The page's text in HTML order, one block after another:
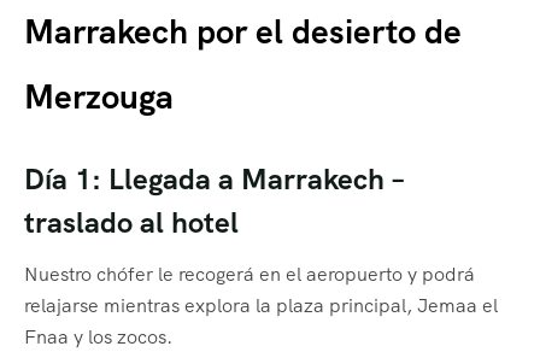
Marrakech por el desierto de
Merzouga
Día 1: Llegada a Marrakech –
traslado al hotel
Nuestro chófer le recogerá en el aeropuerto y podrá
relajarse mientras explora la plaza principal, Jemaa el
Fnaa y los zocos.